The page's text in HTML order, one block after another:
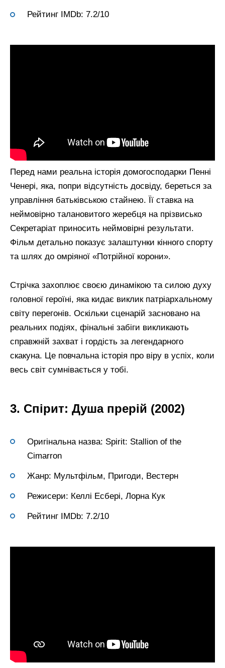
Рейтинг IMDb: 7.2/10
Перед нами реальна історія домогосподарки Пенні
Ченері, яка, попри відсутність досвіду, береться за
управління батьківською стайнею. Її ставка на
неймовірно талановитого жеребця на прізвисько
Секретаріат приносить неймовірні результати.
Фільм детально показує залаштунки кінного спорту
та шлях до омріяної «Потрійної корони».
Стрічка захоплює своєю динамікою та силою духу
головної героїні, яка кидає виклик патріархальному
світу перегонів. Оскільки сценарій засновано на
реальних подіях, фінальні забіги викликають
справжній захват і гордість за легендарного
скакуна. Це повчальна історія про віру в успіх, коли
весь світ сумнівається у тобі.
3. Спірит: Душа прерій (2002)
Оригінальна назва: Spirit: Stallion of the
Cimarron
Жанр: Мультфільм, Пригоди, Вестерн
Режисери: Келлі Есбері, Лорна Кук
Рейтинг IMDb: 7.2/10